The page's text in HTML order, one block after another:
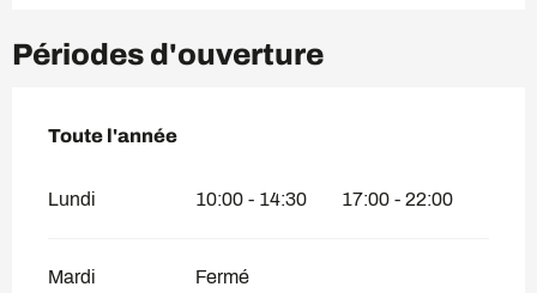
Périodes d'ouverture
Toute l'année
Toute l'année
Lundi 10:00 - 14:30 17:00 - 22:00
Mardi Fermé